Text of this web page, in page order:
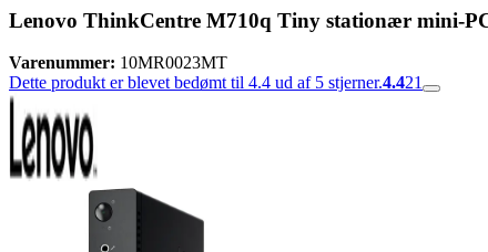
Lenovo ThinkCentre M710q Tiny stationær mini-
Varenummer: 10MR0023MT
Dette produkt er blevet bedømt til 4.4 ud af 5 stjerner.4.421